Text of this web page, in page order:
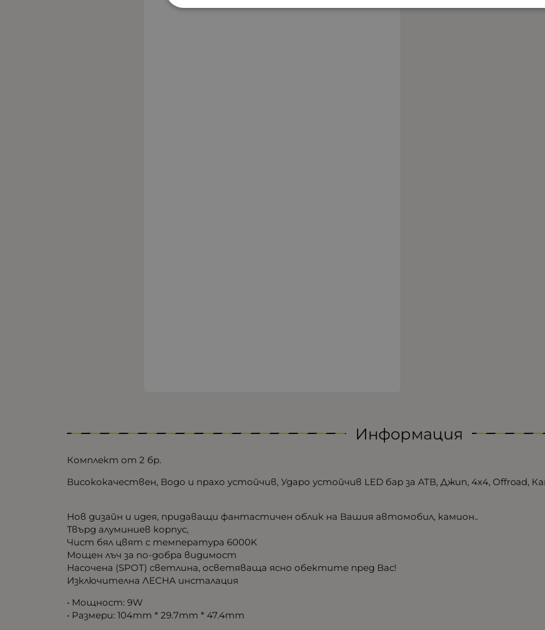
Информация
Комплект от 2 бр.
Висококачествен, Водо и прахо устойчив, Ударо устойчив LED бар за АТВ, Джип, 4х4, Offroad,
Нов дизайн и идея, придаващи фантастичен облик на Вашия автомобил, камион..
Твърд алуминиев корпус,
Чист бял цвят с температура 6000K
Мощен лъч за по-добра видимост
Насочена (SPOT) светлина, осветяваща ясно обектите пред Вас!
Изключителна ЛЕСНА инсталация
• Мощност: 9W
• Размери: 104mm * 29.7mm * 47.4mm